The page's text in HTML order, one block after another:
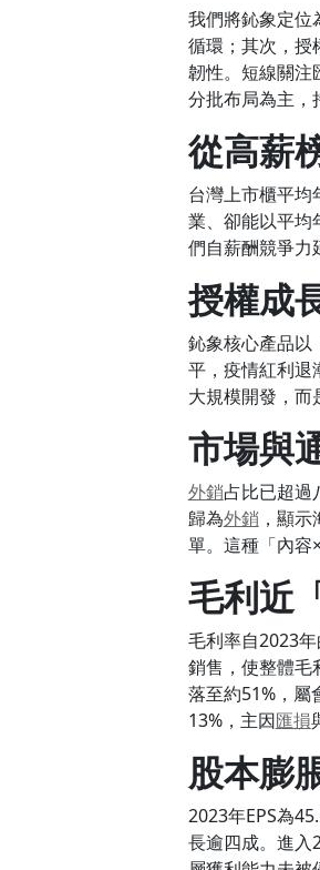
我們將鈊象定位
循環；其次，授
韌性。短線關注
分批布局為主，
從高薪
台灣上市櫃平均
業、卻能以平均
們自薪酬競爭力
授權成
鈊象核心產品以
平，疫情紅利退
大規模開發，而
市場與
外銷占比已超過
歸為外銷，顯示
單。這種「內容
毛利近
毛利率自2023
銷售，使整體毛
落至約51%，屬
13%，主因匯損
股本膨
2023年EPS為
長逾四成。進入